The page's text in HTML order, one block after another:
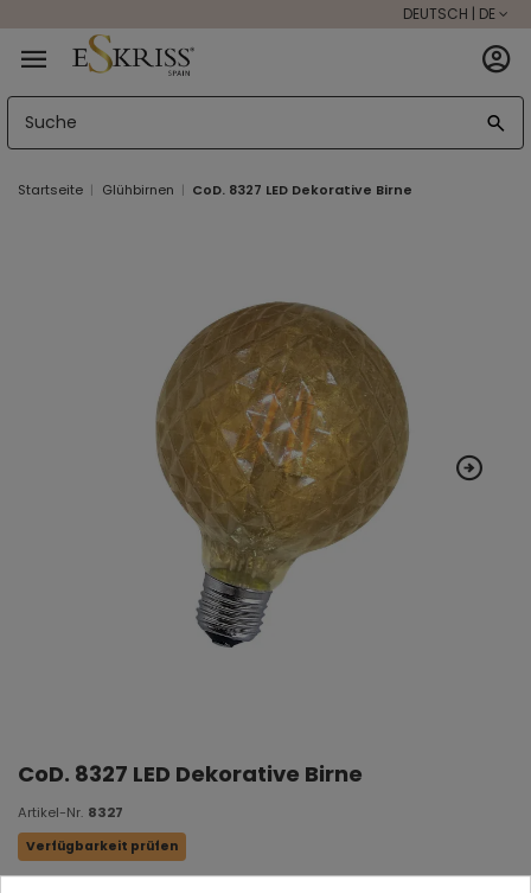
DEUTSCH | DE
Startseite Glühbirnen CoD. 8327 LED Dekorative Birne
CoD. 8327 LED Dekorative Birne
Artikel-Nr. 8327
Verfügbarkeit prüfen